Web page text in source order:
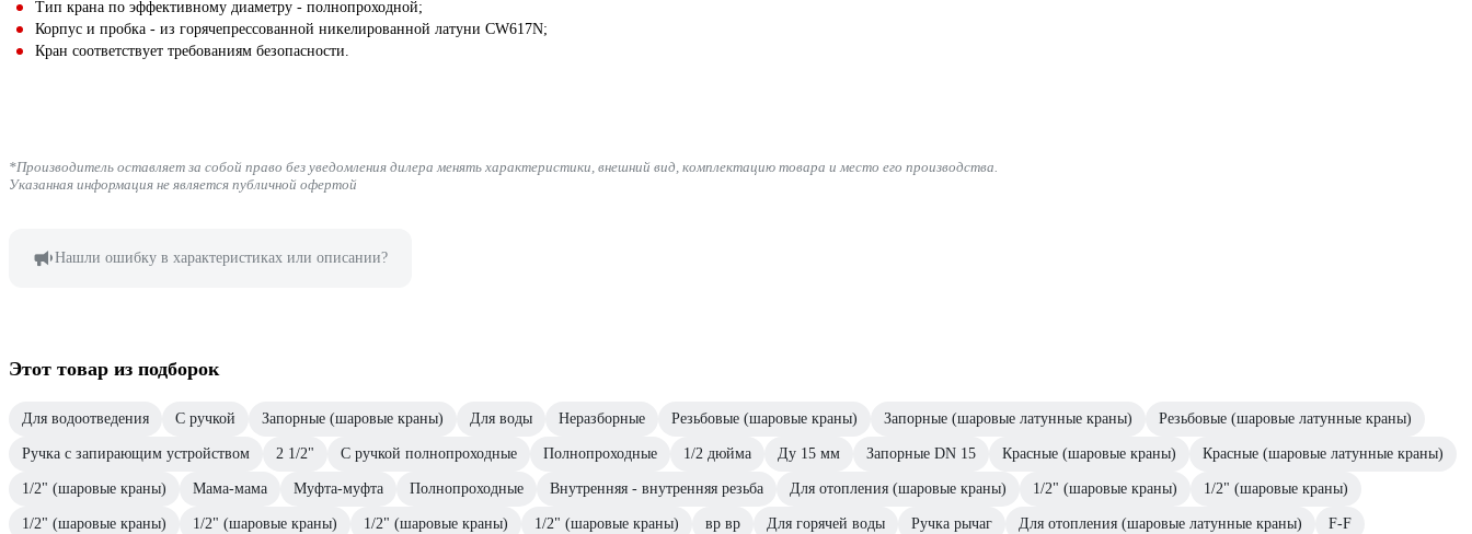
Тип крана по эффективному диаметру - полнопроходной;
Корпус и пробка - из горячепрессованной никелированной латуни СW617N;
Кран соответствует требованиям безопасности.
*Производитель оставляет за собой право без уведомления дилера менять характеристики, внешний вид, комплектацию товара и место его производства.
Указанная информация не является публичной офертой
Нашли ошибку в характеристиках или описании?
Этот товар из подборок
Для водоотведения С ручкой Запорные (шаровые краны) Для воды Неразборные Резьбовые (шаровые краны) Запорные (шаровые латунные краны) Резьбовые (шаровые латунные краны)
Ручка с запирающим устройством 2 1/2" С ручкой полнопроходные Полнопроходные 1/2 дюйма Ду 15 мм Запорные DN 15 Красные (шаровые краны) Красные (шаровые латунные краны)
1/2" (шаровые краны) Мама-мама Муфта-муфта Полнопроходные Внутренняя - внутренняя резьба Для отопления (шаровые краны) 1/2" (шаровые краны) 1/2" (шаровые краны)
1/2" (шаровые краны) 1/2" (шаровые краны) 1/2" (шаровые краны) 1/2" (шаровые краны) вр вр Для горячей воды Ручка рычаг Для отопления (шаровые латунные краны) F-F